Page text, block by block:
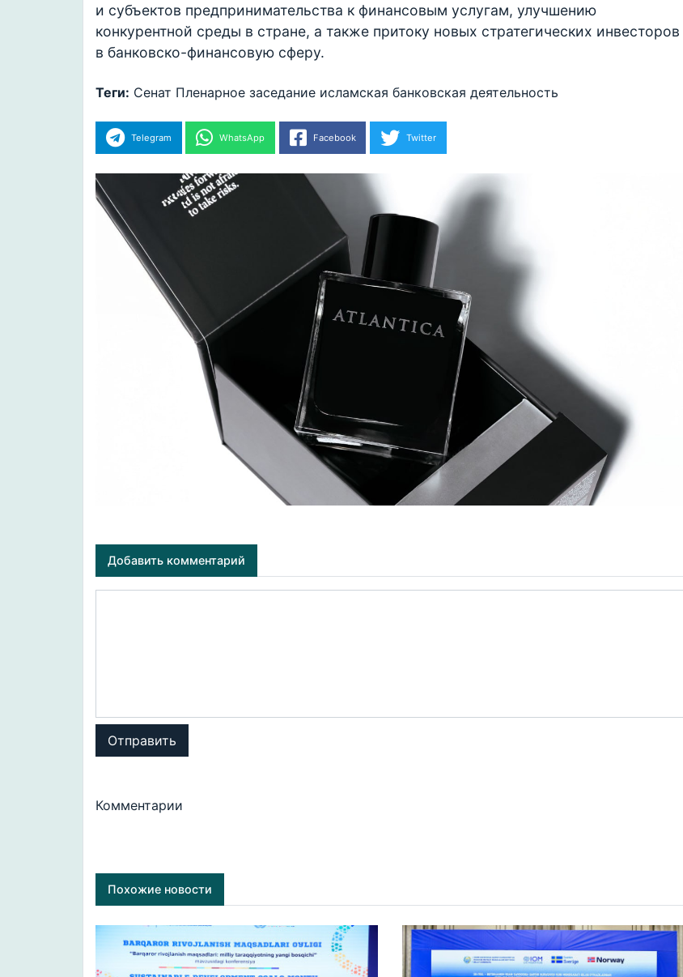
и субъектов предпринимательства к финансовым услугам, улучшению
конкурентной среды в стране, а также притоку новых стратегических инвесторов
в банковско-финансовую сферу.
Теги: Сенат Пленарное заседание исламская банковская деятельность
Telegram WhatsApp Facebook Twitter
Добавить комментарий
Отправить
Комментарии
Похожие новости